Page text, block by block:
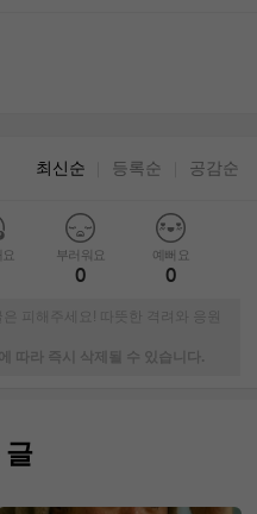
최신순 등록순 공감순
부러워요
0
예뻐요
0
피해주세요! 따뜻한 격려와 응원
따라 즉시 삭제될 수 있습니다.
글